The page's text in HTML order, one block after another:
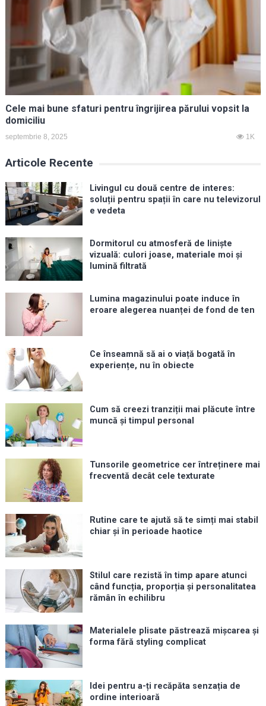
Cele mai bune sfaturi pentru îngrijirea părului vopsit la
domiciliu
septembrie 8, 2025 1K
Articole Recente
Livingul cu două centre de interes:
soluții pentru spații în care nu televizorul
e vedeta
Dormitorul cu atmosferă de liniște
vizuală: culori joase, materiale moi și
lumină filtrată
Lumina magazinului poate induce în
eroare alegerea nuanței de fond de ten
Ce înseamnă să ai o viață bogată în
experiențe, nu în obiecte
Cum să creezi tranziții mai plăcute între
muncă și timpul personal
Tunsorile geometrice cer întreținere mai
frecventă decât cele texturate
Rutine care te ajută să te simți mai stabil
chiar și în perioade haotice
Stilul care rezistă în timp apare atunci
când funcția, proporția și personalitatea
rămân în echilibru
Materialele plisate păstrează mișcarea și
forma fără styling complicat
Idei pentru a-ți recăpăta senzația de
ordine interioară